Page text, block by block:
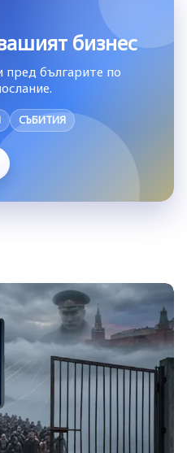
бизнес
пред българите по
СЪБИТИЯ